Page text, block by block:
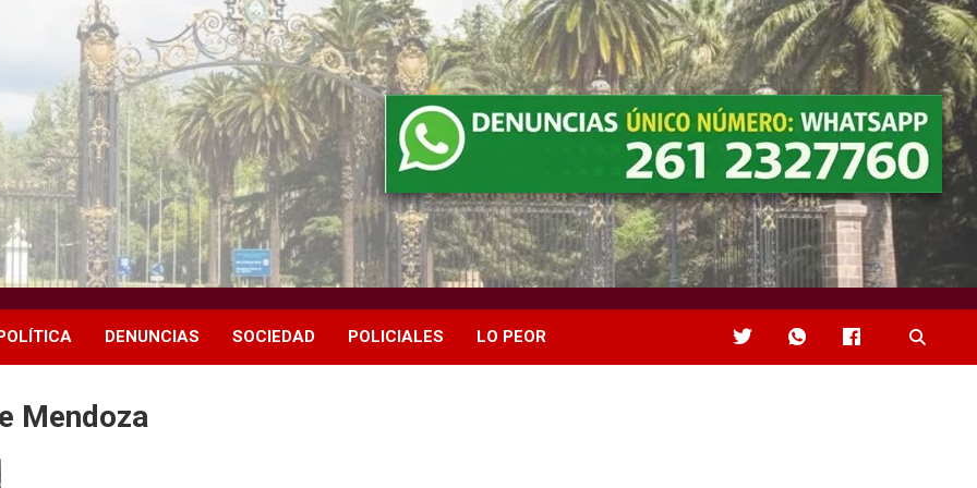
DENUNCIAS SOCIEDAD POLICIALES LO PEOR
Mendoza